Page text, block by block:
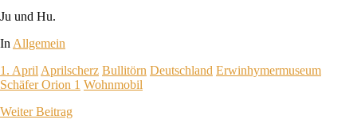
Ju und Hu.
In Allgemein
1. April Aprilscherz Bullitörn Deutschland Erwinhymermuseum
Schäfer Orion 1 Wohnmobil
WeiterBeitrag